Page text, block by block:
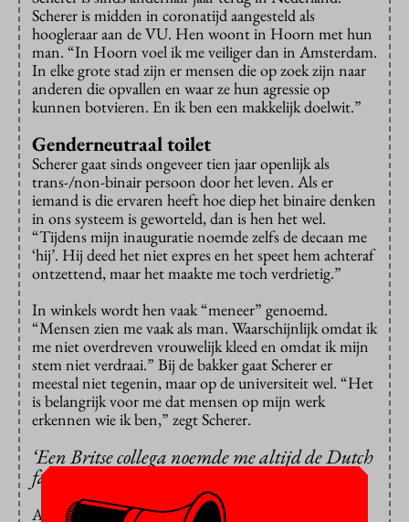
Scherer is midden in coronatijd aangesteld als
hoogleraar aan de VU. Hen woont in Hoorn met hun
man. “In Hoorn voel ik me veiliger dan in Amsterdam.
In elke grote stad zijn er mensen die op zoek zijn naar
anderen die opvallen en waar ze hun agressie op
kunnen botvieren. En ik ben een makkelijk doelwit.”
Genderneutraal toilet
Scherer gaat sinds ongeveer tien jaar openlijk als
trans-/non-binair persoon door het leven. Als er
iemand is die ervaren heeft hoe diep het binaire denken
in ons systeem is geworteld, dan is hen het wel.
“Tijdens mijn inauguratie noemde zelfs de decaan me
‘hij’. Hij deed het niet expres en het speet hem achteraf
ontzettend, maar het maakte me toch verdrietig.”
In winkels wordt hen vaak “meneer” genoemd.
“Mensen zien me vaak als man. Waarschijnlijk omdat ik
me niet overdreven vrouwelijk kleed en omdat ik mijn
stem niet verdraai.” Bij de bakker gaat Scherer er
meestal niet tegenin, maar op de universiteit wel. “Het
is belangrijk voor me dat mensen op mijn werk
erkennen wie ik ben,” zegt Scherer.
‘Een Britse collega noemde me altijd de Dutch
faggot’
Aan de VU heeft hen wisselende ervaringen. “De